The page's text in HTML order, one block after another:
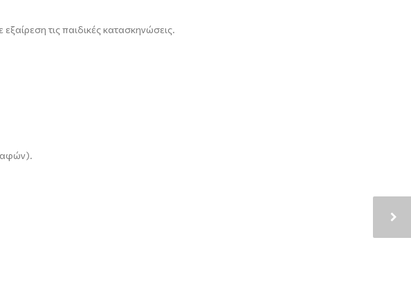
τις παιδικές κατασκηνώσεις.